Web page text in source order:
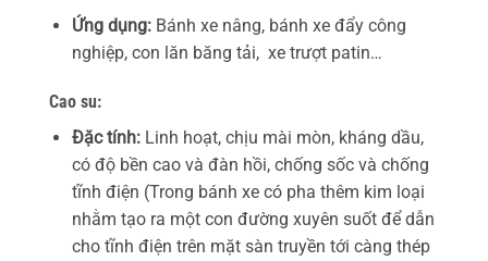
Ứng dụng:Bánh xe nâng, bánh xe đẩy công
nghiệp, con lăn băng tải, xe trượt patin…
Cao su:
Đặc tính:Linh hoạt, chịu mài mòn, kháng dầu,
có độ bền cao và đàn hồi, chống sốc và chống
tĩnh điện (Trong bánh xe có pha thêm kim loại
nhằm tạo ra một con đường xuyên suốt để dẫn
cho tĩnh điện trên mặt sàn truyền tới càng thép